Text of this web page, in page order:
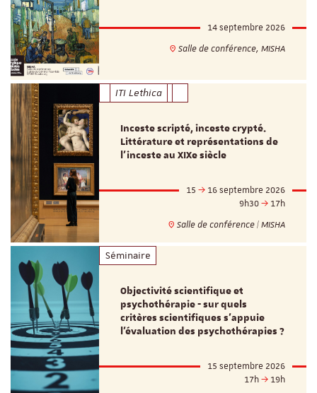
14 septembre 2026
Salle de conférence, MISHA
ITI Lethica
Inceste scripté, inceste crypté.
Littérature et représentations de
l’inceste au XIXe siècle
15
16 septembre 2026
9h30
17h
Salle de conférence | MISHA
Séminaire
Objectivité scientifique et
psychothérapie - sur quels
critères scientifiques s'appuie
l'évaluation des psychothérapies ?
15 septembre 2026
17h
19h